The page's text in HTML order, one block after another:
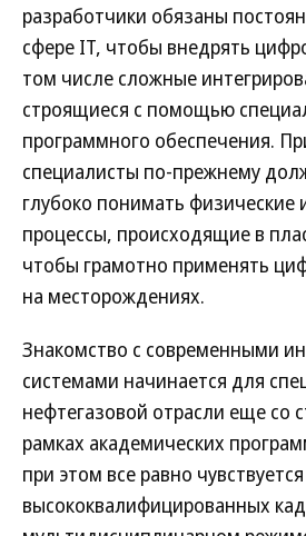
разработчики обязаны
сфере IT, чтобы внедрять
том числе сложные
строящиеся с помощью
программного обеспечения.
специалисты по-прежнему
глубоко понимать физические
процессы, происходящие в
чтобы грамотно применять
на месторождениях.
Знакомство с современными
системами начинается для
нефтегазовой отрасли еще со
рамках академических
при этом все равно
высококвалифицированных